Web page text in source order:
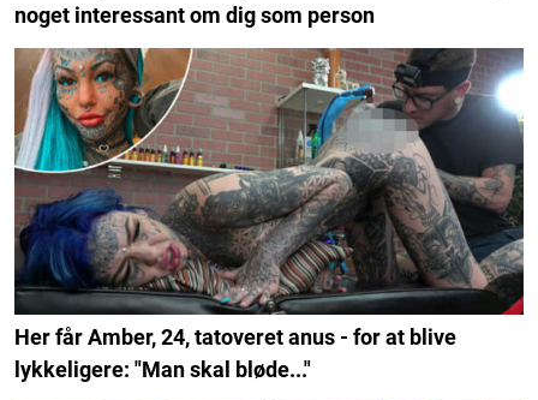
noget interessant om dig som person
Her får Amber, 24, tatoveret anus - for at blive
lykkeligere: "Man skal bløde..."